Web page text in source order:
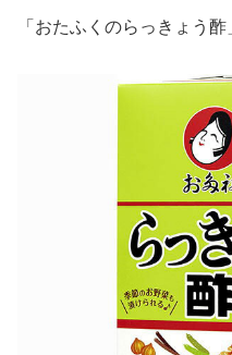
「おたふくのらっきょう酢